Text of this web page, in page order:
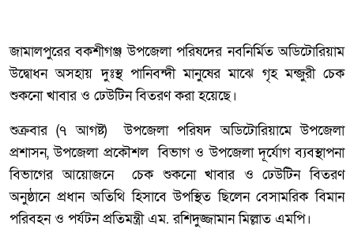
জামালপুরের বকশীগঞ্জ উপজেলা পরিষদের নবনির্মিত অডিটোরিয়াম
উদ্বোধন অসহায় দুঃস্থ পানিবন্দী মানুষের মাঝে গৃহ মন্জুরী চেক
শুকনো খাবার ও ঢেউটিন বিতরণ করা হয়েছে।
শুক্রবার (৭ আগষ্ট) উপজেলা পরিষদ অডিটোরিয়ামে উপজেলা
প্রশাসন, উপজেলা প্রকৌশল বিভাগ ও উপজেলা দূর্যোগ ব্যবস্থাপনা
বিভাগের আয়োজনে চেক শুকনো খাবার ও ঢেউটিন বিতরণ
অনুষ্ঠানে প্রধান অতিথি হিসাবে উপস্থিত ছিলেন বেসামরিক বিমান
পরিবহন ও পর্যটন প্রতিমন্ত্রী এম. রশিদুজ্জামান মিল্লাত এমপি।